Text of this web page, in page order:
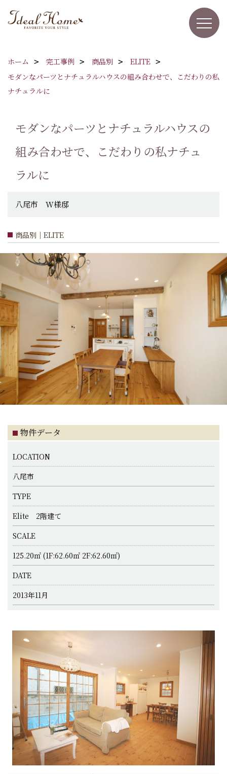
ホーム 完工事例 商品別
ELITE
モダンなパーツとナチュラルハウスの組み合わせで、こだわりの私
ナチュラルに
モダンなパーツとナチュラルハウスの
組み合わせで、こだわりの私ナチュ
ラルに
八尾市 W様邸
商品別｜ELITE
物件データ
LOCATION
八尾市
TYPE
Elite 2階建て
SCALE
125.20㎡ (1F:62.60㎡ 2F:62.60㎡)
DATE
2013年11月